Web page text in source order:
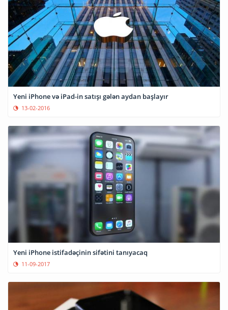
Yeni iPhone və iPad-in satışı gələn aydan başlayır
13-02-2016
Yeni iPhone istifadəçinin sifətini tanıyacaq
11-09-2017